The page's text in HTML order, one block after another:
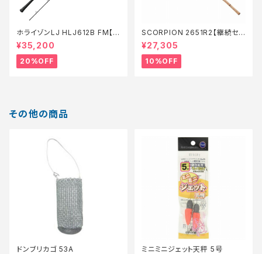
ホライゾンLJ HLJ612B FM【特
価ロッド】【20】
¥35,200
20%OFF
SCORPION 2651R2【継続セ
ール_ロッド】【10】
¥27,305
10%OFF
その他の商品
ドンブリカゴ 53A ミニミニジェット天秤 5号